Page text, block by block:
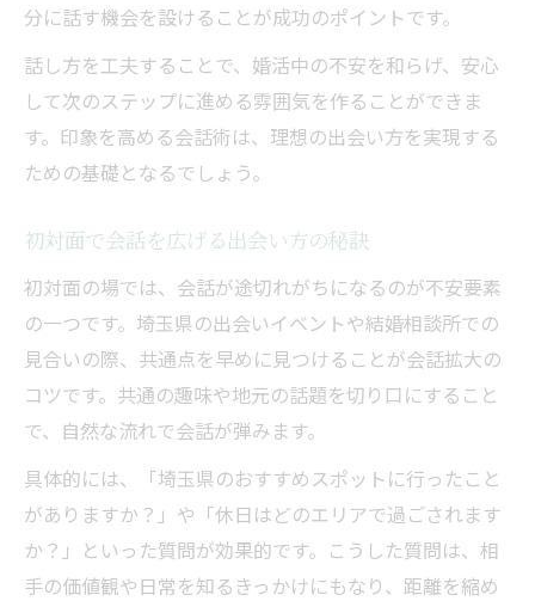
出会い方に合わせたコミュニケーション活
用法
埼玉県の婚活に最適な出会い方とは
出会い方から始まる真剣交際への流れ
婚活で人気の出会い方と会話例を紹介
真剣交際に直結する出会い方の選び方
出会い方を活かした関係作りのポイント
真剣交際へ導く出会い方の段階的アプロー
チ
交際を深める出会い方と記念日の工夫
気軽に始める埼玉県の新しい出会い方
気軽に挑戦できる埼玉県の出会い方提案
新しい出会い方で心地よい会話を実現
分に話す機会を設けることが成功のポイントです。
話し方を工夫することで、婚活中の不安を和らげ、安心
して次のステップに進める雰囲気を作ることができま
す。印象を高める会話術は、理想の出会い方を実現する
ための基礎となるでしょう。
初対面で会話を広げる出会い方の秘訣
初対面の場では、会話が途切れがちになるのが不安要素
の一つです。埼玉県の出会いイベントや結婚相談所での
見合いの際、共通点を早めに見つけることが会話拡大の
コツです。共通の趣味や地元の話題を切り口にすること
で、自然な流れで会話が弾みます。
具体的には、「埼玉県のおすすめスポットに行ったこと
がありますか？」や「休日はどのエリアで過ごされます
か？」といった質問が効果的です。こうした質問は、相
手の価値観や日常を知るきっかけにもなり、距離を縮め